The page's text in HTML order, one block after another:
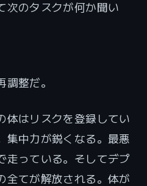
次のタスクが何か聞い
整だ。
体はリスクを登録してい
集中力が鋭くなる。最悪
走っている。そしてデプ
全てが解放される。体が